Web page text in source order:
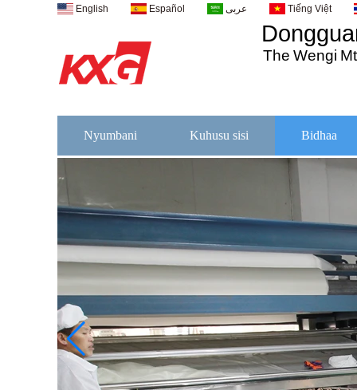
English Español عربى Tiếng Việt
The Wengi
Nyumbani Kuhusu sisi Bidhaa